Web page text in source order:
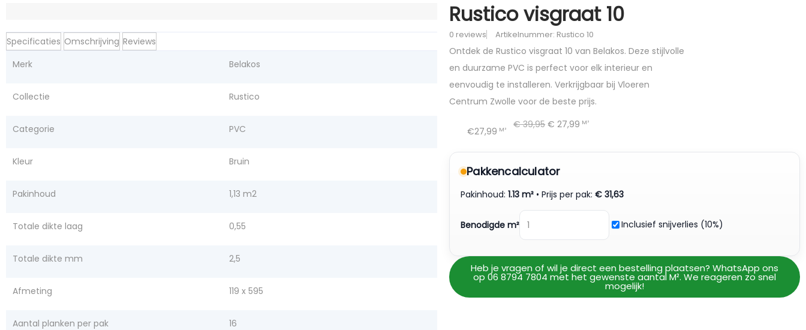
Specificaties Omschrijving Reviews
Merk
Belakos
Collectie Rustico
Categorie PVC
Kleur Bruin
Pakinhoud 1,13 m2
Totale dikte laag 0,55
Totale dikte mm 2,5
Afmeting 119 x 595
Aantal planken per pak 16
Rustico visgraat 10
0 reviews Artikelnummer: Rustico 10
Ontdek de Rustico visgraat 10 van Belakos. Deze stijlvolle
en duurzame PVC is perfect voor elk interieur en
eenvoudig te installeren. Verkrijgbaar bij Vloeren
Centrum Zwolle voor de beste prijs.
€27,99 M² €39,95 € 27,99 M²
Pakkencalculator
Pakinhoud:1.13 m² • Prijs per pak:€ 31,63
Benodigde m² Inclusief snijverlies (10%)
Heb je vragen of wil je direct een bestelling plaatsen? WhatsApp ons
op 06 8794 7804 met het gewenste aantal M². We reageren zo snel
mogelijk!